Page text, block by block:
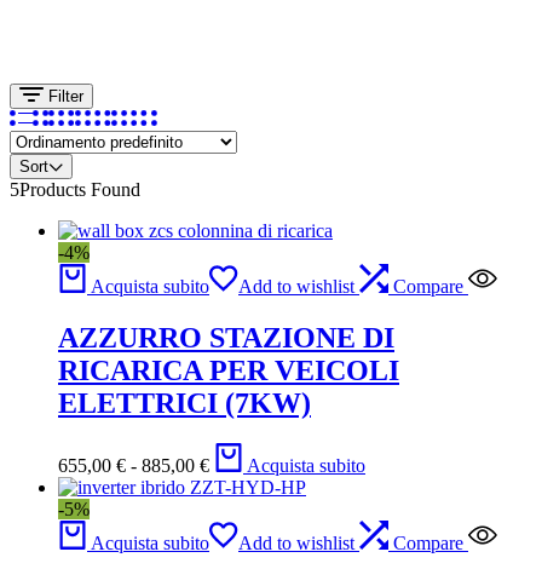
Filter
Sort
5Products Found
-4%
Acquista subito
Add to wishlist Compare
AZZURRO STAZIONE DI
RICARICA PER VEICOLI
ELETTRICI (7KW)
655,00 € - 885,00 €
Fascia
di
prezzo:
da
655,00 €
Acquista subito
-5%
Acquista subito
Add to wishlist Compare